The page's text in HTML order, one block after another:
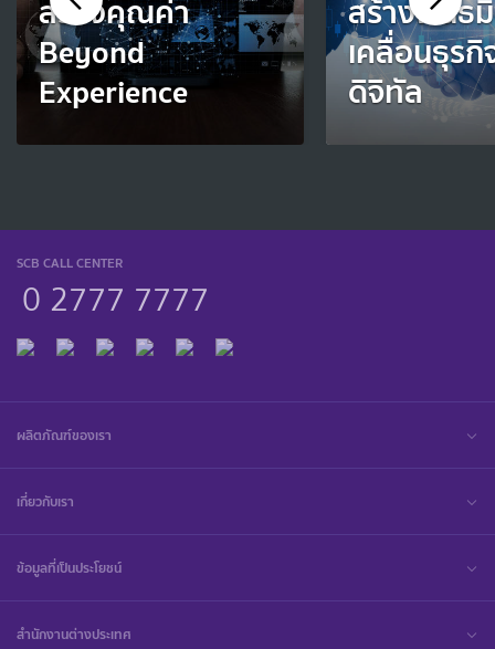
สร้างคุณค่า
Beyond
Experience
สร้างพันธ
เคลื่อนธุร
ดิจิทัล
SCB CALL CENTER
0 2777 7777
ผลิตภัณฑ์ของเรา
เกี่ยวกับเรา
ข้อมูลที่เป็นประโยชน์
สำนักงานต่างประเทศ